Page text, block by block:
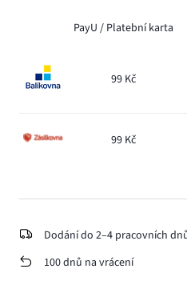
PayU / Platební karta
99 Kč
99 Kč
Dodání do 2–4 pracovních
100 dnů na vrácení